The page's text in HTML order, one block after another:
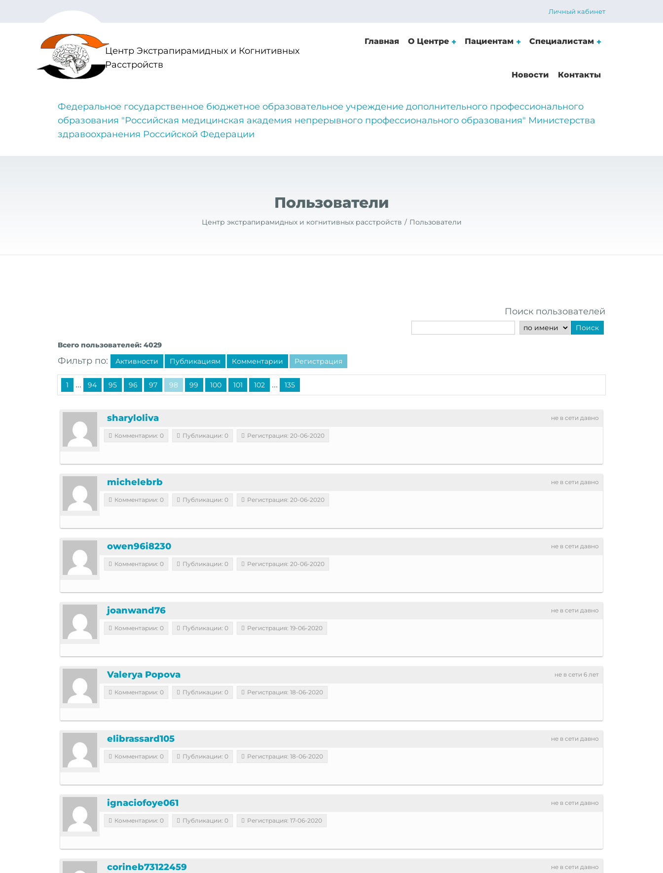
Личный кабинет
Центр Экстрапирамидных и Когнитивных
Расстройств
Главная О Центре Пациентам Специалистам
Новости Контакты
Федеральное государственное бюджетное образовательное учреждение дополнительного профессионального
образования "Российская медицинская академия непрерывного профессионального образования" Министерства
здравоохранения Российской Федерации
Пользователи
Центр экстрапирамидных и когнитивных расстройств Пользователи
Поиск пользователей
Поиск
Всего пользователей: 4029
Фильтр по: Активности Публикациям Комментарии Регистрация
1 ... 94 95 96 97 98 99 100 101 102 ... 135
не в сети давно
sharyloliva
Комментарии: 0 Публикации: 0 Регистрация: 20-06-2020
не в сети давно
michelebrb
Комментарии: 0 Публикации: 0 Регистрация: 20-06-2020
не в сети давно
owen96i8230
Комментарии: 0 Публикации: 0 Регистрация: 20-06-2020
не в сети давно
joanwand76
Комментарии: 0 Публикации: 0 Регистрация: 19-06-2020
не в сети 6 лет
Valerya Popova
Комментарии: 0 Публикации: 0 Регистрация: 18-06-2020
не в сети давно
elibrassard105
Комментарии: 0 Публикации: 0 Регистрация: 18-06-2020
не в сети давно
ignaciofoye061
Комментарии: 0 Публикации: 0 Регистрация: 17-06-2020
не в сети давно
corineb73122459